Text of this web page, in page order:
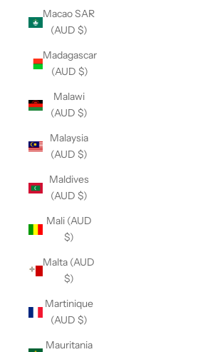
Macao SAR
(AUD $)
Madagascar
(AUD $)
Malawi
(AUD $)
Malaysia
(AUD $)
Maldives
(AUD $)
Mali (AUD
$)
Malta (AUD
$)
Martinique
(AUD $)
Mauritania